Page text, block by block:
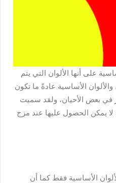
على أنها الألوان التي يتم
الأساسية عادةً ما تكون
في بعض الأحيان، ولقد سميت
لا يمكن الحصول عليها عند مزج
الأساسية فقط كما أن